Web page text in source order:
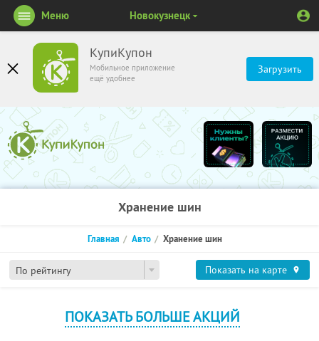
КупиКупон
Мобильное приложение
ещё удобнее
Загрузить
Меню Новокузнецк
Хранение шин
По рейтингу
Главная Авто Хранение шин
Показать на карте
ПОКАЗАТЬ БОЛЬШЕ АКЦИЙ